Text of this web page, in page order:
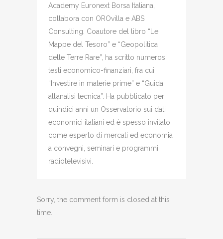
Academy Euronext Borsa Italiana,
collabora con OROvilla e ABS
Consulting. Coautore del libro “Le
Mappe del Tesoro” e “Geopolitica
delle Terre Rare”, ha scritto numerosi
testi economico-finanziari, fra cui
“Investire in materie prime” e “Guida
all’analisi tecnica”. Ha pubblicato per
quindici anni un Osservatorio sui dati
economici italiani ed è spesso invitato
come esperto di mercati ed economia
a convegni, seminari e programmi
radiotelevisivi.
Sorry, the comment form is closed at this
time.